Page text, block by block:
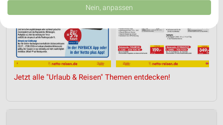
Jetzt alle "Urlaub & Reisen" Themen entdecken!
Daten können außerhalb der Europäischen Union weitergegeben und in die
USA gesendet werden.
Website/App.
Partnerliste anzeigen (1 IAB-Anbieter)
Wir nutzen Ihre Daten für folgende Zwecke:
IAB-Verarbeitungszwecke:
Nein, anpassen